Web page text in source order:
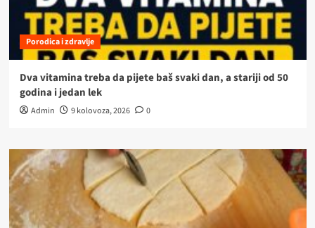
Porodica i zdravlje
Dva vitamina treba da pijete baš svaki dan, a stariji od 50
godina i jedan lek
Admin 9 kolovoza, 2026 0